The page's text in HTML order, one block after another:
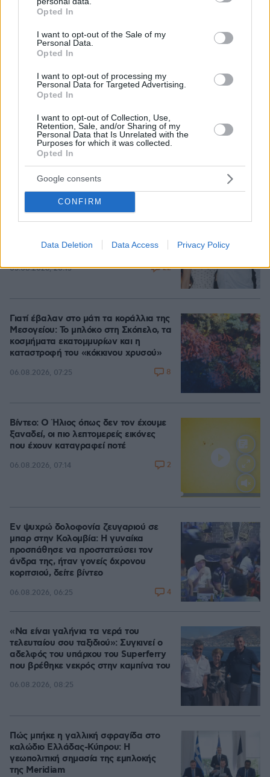
grant or deny consent to Google and its third-party tags to
use your data for below specified purposes in below Google
consent section.
Opted In
I want to opt-out of the Sale of my
Personal Data.
Opted In
I want to opt-out of processing my
Personal Data for Targeted Advertising.
Opted In
I want to opt-out of Collection, Use,
Retention, Sale, and/or Sharing of my
Personal Data that Is Unrelated with the
Purposes for which it was collected.
Opted In
Google consents
CONFIRM
Data Deletion Data Access Privacy Policy
Ζευγάρι Βρετανών με 3 παιδιά πούλησαν τα πάντα
για να αγοράσουν σπίτι στην Αιγιάλεια,
καταστράφηκε από την πυρκαγιά λίγο πριν
μετακομίσουν, φωτογραφίες
05.08.2026, 19:53
Η εξομολόγηση της συζύγου του
ξεχάσει πόσο πολύ τον χρειαζόμαστε
και πόσο τον αγαπάμε
05.08.2026, 20:15 22
Γιατί έβαλαν στο μάτι τα κοράλλια της
Μεσογείου: Το μπλόκο στη Σκόπελο, τα
κοσμήματα εκατομμυρίων και η
καταστροφή του «κόκκινου χρυσού»
06.08.2026, 07:25 8
Loaded:
Βίντεο: Ο Ήλιος όπως δεν τον έχουμε
ξαναδεί, οι πιο λεπτομερείς εικόνες
που έχουν καταγραφεί ποτέ
06.08.2026, 07:14 2
Εν ψυχρώ δολοφονία ζευγαριού σε
μπαρ στην Κολομβία: Η γυναίκα
προσπάθησε να προστατεύσει τον
άνδρα της, ήταν γονείς 6χρονου
κοριτσιού, δείτε βίντεο
06.08.2026, 06:25 4
«Να είναι γαλήνια τα νερά του
τελευταίου σου ταξιδιού»: Συγκινεί ο
αδελφός του υπάρχου του Superferry
που βρέθηκε νεκρός στην καμπίνα του
06.08.2026, 08:25
Πώς μπήκε η γαλλική σφραγίδα στο
καλώδιο Ελλάδας-Κύπρου: Η
γεωπολιτική σημασία της εμπλοκής
της Meridiam